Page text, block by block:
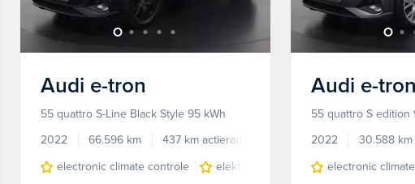
Audi e-tron
55 quattro S-Line Black Style 95 kWh
2022
66.596 km 437 km actieradius
Elektrisch
electronic climate controle
elektrisch glazen panorama-dak
Audi e-tron
55 quattro S edition
2022
30.588 km
electronic